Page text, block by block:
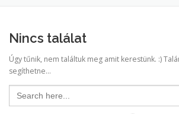
VÁSÁRLÁSI FELTÉTELEK
Nincs találat
Úgy tűnik, nem találtuk meg amit kerestünk. :)
segíthetne...
Search
for: